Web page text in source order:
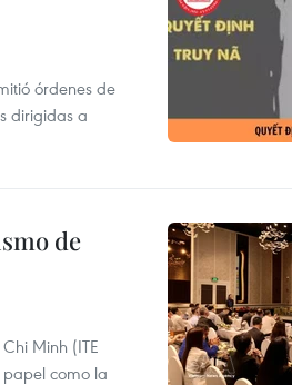
órdenes de
dirigidas a
de
Minh (ITE
como la